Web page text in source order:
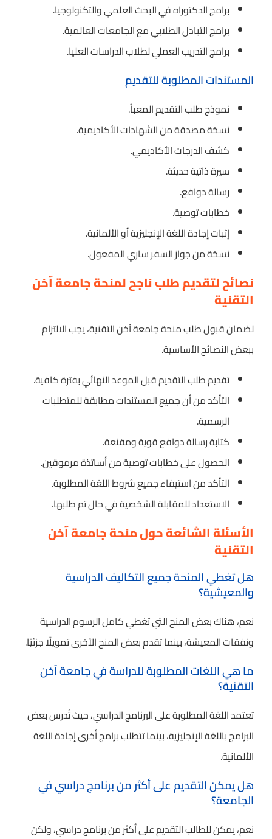
برامج الدكتوراه في البحث العلمي والتكنولوجيا.
برامج التبادل الطلابي مع الجامعات العالمية.
برامج التدريب العملي لطلاب الدراسات العليا.
المستندات المطلوبة للتقديم
نموذج طلب التقديم المعبأ.
نسخة مصدقة من الشهادات الأكاديمية.
كشف الدرجات الأكاديمي.
سيرة ذاتية حديثة.
رسالة دوافع.
خطابات توصية.
إثبات إجادة اللغة الإنجليزية أو الألمانية.
نسخة من جواز السفر ساري المفعول.
نصائح لتقديم طلب ناجح لمنحة جامعة آخن
التقنية
لضمان قبول طلب منحة جامعة آخن التقنية، يجب الالتزام
ببعض النصائح الأساسية.
تقديم طلب التقديم قبل الموعد النهائي بفترة كافية.
التأكد من أن جميع المستندات مطابقة للمتطلبات
الرسمية.
كتابة رسالة دوافع قوية ومقنعة.
الحصول على خطابات توصية من أساتذة مرموقين.
التأكد من استيفاء جميع شروط اللغة المطلوبة.
الاستعداد للمقابلة الشخصية في حال تم طلبها.
الأسئلة الشائعة حول منحة جامعة آخن
التقنية
هل تغطي المنحة جميع التكاليف الدراسية
والمعيشية؟
نعم، هناك بعض المنح التي تغطي كامل الرسوم الدراسية
ونفقات المعيشة، بينما تقدم بعض المنح الأخرى تمويلًا جزئيًا.
ما هي اللغات المطلوبة للدراسة في جامعة آخن
التقنية؟
تعتمد اللغة المطلوبة على البرنامج الدراسي، حيث تُدرس بعض
البرامج باللغة الإنجليزية، بينما تتطلب برامج أخرى إجادة اللغة
الألمانية.
هل يمكن التقديم على أكثر من برنامج دراسي في
الجامعة؟
نعم، يمكن للطالب التقديم على أكثر من برنامج دراسي، ولكن